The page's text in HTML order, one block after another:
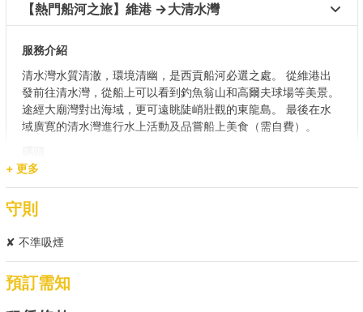
【熱門船河之旅】維港 →大清水灣
服務介紹
清水灣水質清澈，環境清幽，是西貢船河必選之處。 從維港出
發前往清水灣，從船上可以看到釣魚翁山和高爾夫球場等美景。
途經大廟灣對出海域，更可遠眺陡峭壯觀的東龍島。 最後在水
域廣寛的清水灣進行水上活動及品嘗船上美食（需自費）。
(尖沙咀)九龍公眾碼頭 (2,3,4 號梯台) / 中環 (10號碼頭)/ 中環
(9號碼頭)/ 銅鑼灣避風塘公眾碼頭（7號）/ 觀塘公眾碼頭/ 筲箕
灣避風塘1號梯台
大清水灣
【離島遊】維港 → 南丫島/長洲
+ 更多
守則
✘ 不準吸煙
預訂需知